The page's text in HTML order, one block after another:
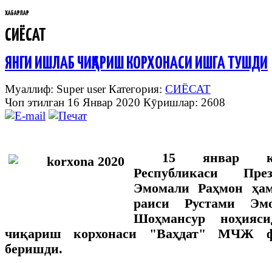
ХАБАРЛАР
СИЁСАТ
ЯНГИ ИШЛАБ ЧИҚАРИШ КОРХОНАСИ ИШГА ТУШДИ
Муаллиф: Super userКатегория: СИЁСАТ
Чоп этилган 16 Январ 2020 Кӯришлар: 2608
15 январ
Республикаси
Эмомали Раҳмон
раиси Рустами
Шоҳмансур
чиқариш корхонаси "Ваҳдат" МЧЖ
беришди.